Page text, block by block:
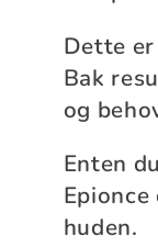
n
g
:
Dette
Bak
og
Enten
huden.